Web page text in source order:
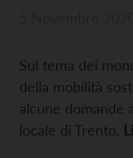
Sul tema dei
della mobilità
alcune domande
locale di Trento,